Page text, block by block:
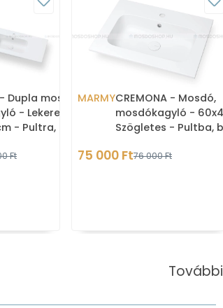
- Dupla mosdó,
- Lekerekített
- Pultra,
Ft
MARMYCREMONA - Mosdó,
mosdókagyló -
Szögletes - Pultba,
75 000 Ft76 000 Ft